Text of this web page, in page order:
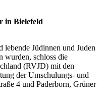
in Bielefeld
Jü­din­nen und Ju­den
wur­den, schloss die
(RVJD) mit den
der Umschulungs- und
4 und Paderborn, Grüner